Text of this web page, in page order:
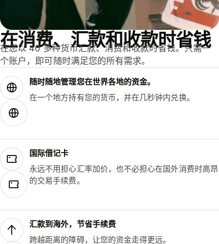
在消费、汇款和收款时省钱
在您以 40 多种货币汇款、消费和收款时省钱。只需一
个账户，即可随时满足您的所有需求。
随时随地管理您在世界各地的资金。
在一个地方持有您的货币，并在几秒钟内兑换。
国际借记卡
永远不用担心汇率加价，也不必担心在国外消费时高昂
的交易手续费。
汇款到海外，节省手续费
跨越距离的障碍，让您的资金走得更远。